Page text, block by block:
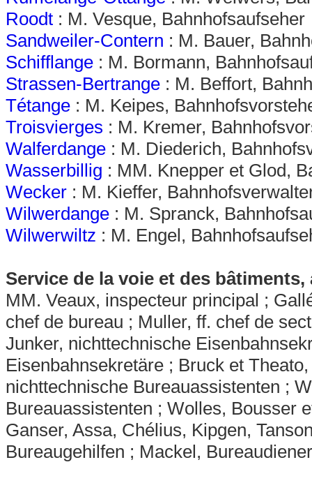
Roodt : M. Vesque, Bahnhofsaufseher
Sandweiler-Contern : M. Bauer,
Schifflange : M. Bormann,
Strassen-Bertrange : M. Beffort,
Tétange : M. Keipes,
Troisvierges : M. Kremer,
Walferdange : M. Diederich,
Wasserbillig : MM. Knepper et Glod,
Wecker : M. Kieffer,
Wilwerdange : M. Spranck,
Wilwerwiltz : M. Engel,
Service de la voie et des
MM. Veaux, inspecteur principal ;
chef de bureau ; Muller, ff. chef de
Junker, nichttechnische
Eisenbahnsekretäre ; Bruck et
nichttechnische Bureauassistenten ;
Bureauassistenten ; Wolles, Bousser
Ganser, Assa, Chélius, Kipgen,
Bureaugehilfen ; Mackel,